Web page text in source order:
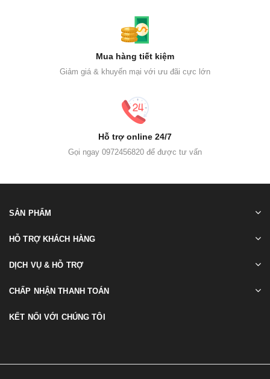
Mua hàng tiết kiệm
Giảm giá & khuyến mại với ưu đãi cực lớn
Hỗ trợ online 24/7
Gọi ngay 0972456820 để được tư vấn
SẢN PHẨM
HỖ TRỢ KHÁCH HÀNG
DỊCH VỤ & HỖ TRỢ
CHẤP NHẬN THANH TOÁN
KẾT NỐI VỚI CHÚNG TÔI